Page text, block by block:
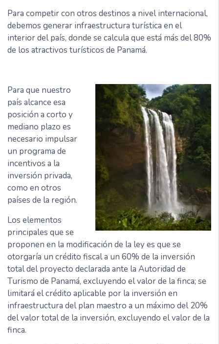
Para competir con otros destinos a nivel internacional,
debemos generar infraestructura turística en el
interior del país, donde se calcula que está más del 80%
de los atractivos turísticos de Panamá.
Para que nuestro
país alcance esa
posición a corto y
mediano plazo es
necesario impulsar
un programa de
incentivos a la
inversión privada,
como en otros
países de la región.
Los elementos
principales que se
proponen en la modificación de la ley es que se
otorgaría un crédito fiscal a un 60% de la inversión
total del proyecto declarada ante la Autoridad de
Turismo de Panamá, excluyendo el valor de la finca; se
limitará el crédito aplicable por la inversión en
infraestructura del plan maestro a un máximo del 20%
del valor total de la inversión, excluyendo el valor de la
finca.